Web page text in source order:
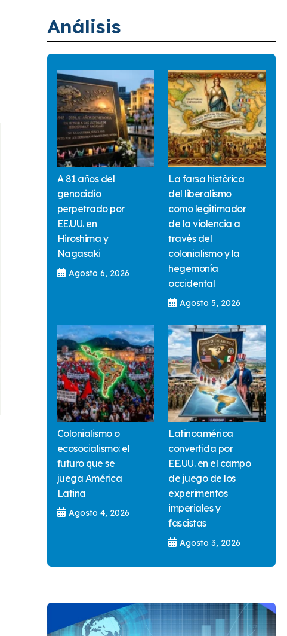
Análisis
A 81 años del
genocidio
perpetrado por
EE.UU. en
Hiroshima y
Nagasaki
Agosto 6, 2026
La farsa histórica
del liberalismo
como legitimador
de la violencia a
través del
colonialismo y la
hegemonía
occidental
Agosto 5, 2026
Colonialismo o
ecosocialismo: el
futuro que se
juega América
Latina
Agosto 4, 2026
Latinoamérica
convertida por
EE.UU. en el campo
de juego de los
experimentos
imperiales y
fascistas
Agosto 3, 2026